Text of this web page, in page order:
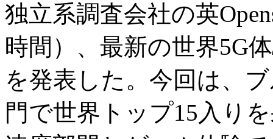
独立系調査会社の英
時間）、最新の世界5G
を発表した。今回は、
門で世界トップ15入り